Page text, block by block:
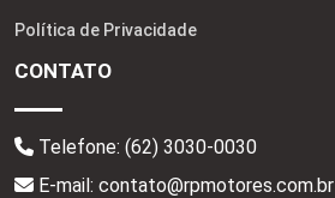
Política de Privacidade
CONTATO
Telefone: (62) 3030-0030
E-mail: contato@rpmotores.com.br